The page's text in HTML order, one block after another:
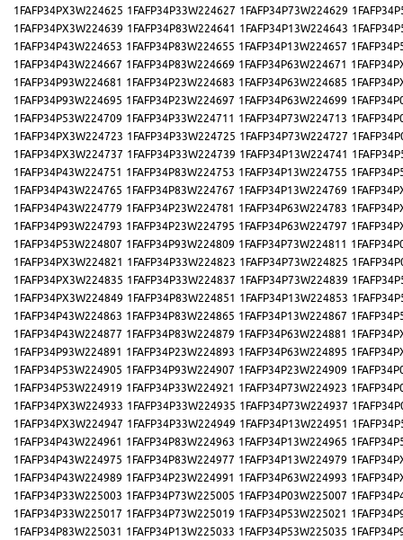
1FAFP34PX3W224625 1FAFP34P33W224627 1FAFP34P73W224629
1FAFP34PX3W224639 1FAFP34P83W224641 1FAFP34P13W224643
1FAFP34P43W224653 1FAFP34P83W224655 1FAFP34P13W224657
1FAFP34P43W224667 1FAFP34P83W224669 1FAFP34P63W224671
1FAFP34P93W224681 1FAFP34P23W224683 1FAFP34P63W224685
1FAFP34P93W224695 1FAFP34P23W224697 1FAFP34P63W224699
1FAFP34P53W224709 1FAFP34P33W224711 1FAFP34P73W224713
1FAFP34PX3W224723 1FAFP34P33W224725 1FAFP34P73W224727
1FAFP34PX3W224737 1FAFP34P33W224739 1FAFP34P13W224741
1FAFP34P43W224751 1FAFP34P83W224753 1FAFP34P13W224755
1FAFP34P43W224765 1FAFP34P83W224767 1FAFP34P13W224769
1FAFP34P43W224779 1FAFP34P23W224781 1FAFP34P63W224783
1FAFP34P93W224793 1FAFP34P23W224795 1FAFP34P63W224797
1FAFP34P53W224807 1FAFP34P93W224809 1FAFP34P73W224811
1FAFP34PX3W224821 1FAFP34P33W224823 1FAFP34P73W224825
1FAFP34PX3W224835 1FAFP34P33W224837 1FAFP34P73W224839
1FAFP34PX3W224849 1FAFP34P83W224851 1FAFP34P13W224853
1FAFP34P43W224863 1FAFP34P83W224865 1FAFP34P13W224867
1FAFP34P43W224877 1FAFP34P83W224879 1FAFP34P63W224881
1FAFP34P93W224891 1FAFP34P23W224893 1FAFP34P63W224895
1FAFP34P53W224905 1FAFP34P93W224907 1FAFP34P23W224909
1FAFP34P53W224919 1FAFP34P33W224921 1FAFP34P73W224923
1FAFP34PX3W224933 1FAFP34P33W224935 1FAFP34P73W224937
1FAFP34PX3W224947 1FAFP34P33W224949 1FAFP34P13W224951
1FAFP34P43W224961 1FAFP34P83W224963 1FAFP34P13W224965
1FAFP34P43W224975 1FAFP34P83W224977 1FAFP34P13W224979
1FAFP34P43W224989 1FAFP34P23W224991 1FAFP34P63W224993
1FAFP34P33W225003 1FAFP34P73W225005 1FAFP34P03W225007
1FAFP34P33W225017 1FAFP34P73W225019 1FAFP34P53W225021
1FAFP34P83W225031 1FAFP34P13W225033 1FAFP34P53W225035